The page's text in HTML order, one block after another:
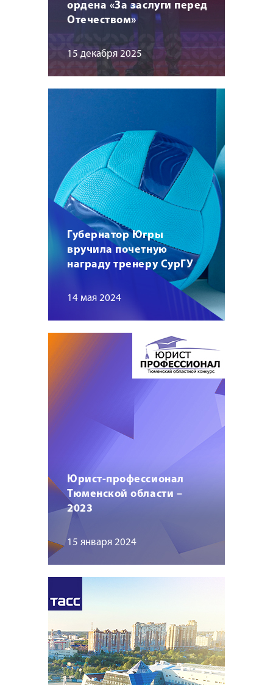
ордена «За заслуги перед
Отечеством»
15 декабря 2025
Губернатор Югры
вручила почетную
награду тренеру СурГУ
14 мая 2024
Юрист-профессионал
Тюменской области –
2023
15 января 2024